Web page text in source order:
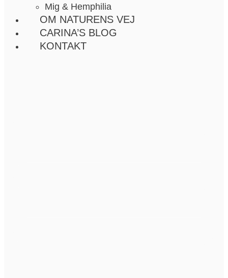
Mig & Hemphilia
OM NATURENS VEJ
CARINA’S BLOG
KONTAKT